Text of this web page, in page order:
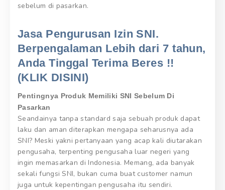
sebelum di pasarkan.
Jasa Pengurusan Izin SNI.
Berpengalaman Lebih dari 7 tahun,
Anda Tinggal Terima Beres !!
(KLIK DISINI)
Pentingnya Produk Memiliki SNI Sebelum Di
Pasarkan
Seandainya tanpa standard saja sebuah produk dapat
laku dan aman diterapkan mengapa seharusnya ada
SNI? Meski yakni pertanyaan yang acap kali diutarakan
pengusaha, terpenting pengusaha luar negeri yang
ingin memasarkan di Indonesia. Memang, ada banyak
sekali fungsi SNI, bukan cuma buat customer namun
juga untuk kepentingan pengusaha itu sendiri.